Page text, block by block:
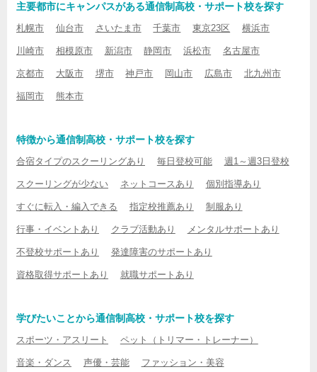
主要都市にキャンパスがある通信制高校・サポート校を探す
札幌市 仙台市 さいたま市 千葉市 東京23区 横浜市
川崎市 相模原市 新潟市 静岡市 浜松市 名古屋市
京都市 大阪市 堺市 神戸市 岡山市 広島市 北九州市
福岡市 熊本市
特徴から通信制高校・サポート校を探す
合宿タイプのスクーリングあり 毎日登校可能 週1～週3日登校
スクーリングが少ない ネットコースあり 個別指導あり
すぐに転入・編入できる 指定校推薦あり 制服あり
行事・イベントあり クラブ活動あり メンタルサポートあり
不登校サポートあり 発達障害のサポートあり
資格取得サポートあり 就職サポートあり
学びたいことから通信制高校・サポート校を探す
スポーツ・アスリート ペット（トリマー・トレーナー）
音楽・ダンス 声優・芸能 ファッション・美容